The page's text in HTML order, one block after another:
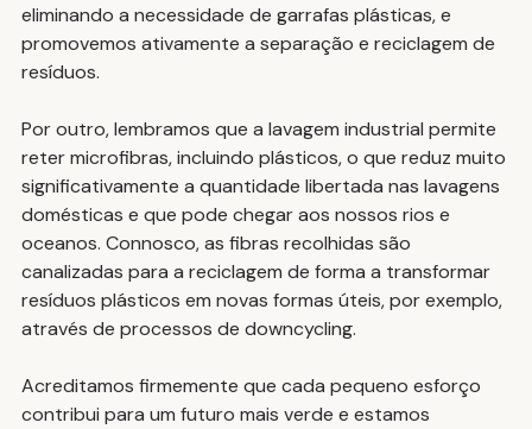
eliminando a necessidade de garrafas plásticas, e
promovemos ativamente a separação e reciclagem de
resíduos.
Por outro, lembramos que a lavagem industrial permite
reter microfibras, incluindo plásticos, o que reduz muito
significativamente a quantidade libertada nas lavagens
domésticas e que pode chegar aos nossos rios e
oceanos. Connosco, as fibras recolhidas são
canalizadas para a reciclagem de forma a transformar
resíduos plásticos em novas formas úteis, por exemplo,
através de processos de downcycling.
Acreditamos firmemente que cada pequeno esforço
contribui para um futuro mais verde e estamos